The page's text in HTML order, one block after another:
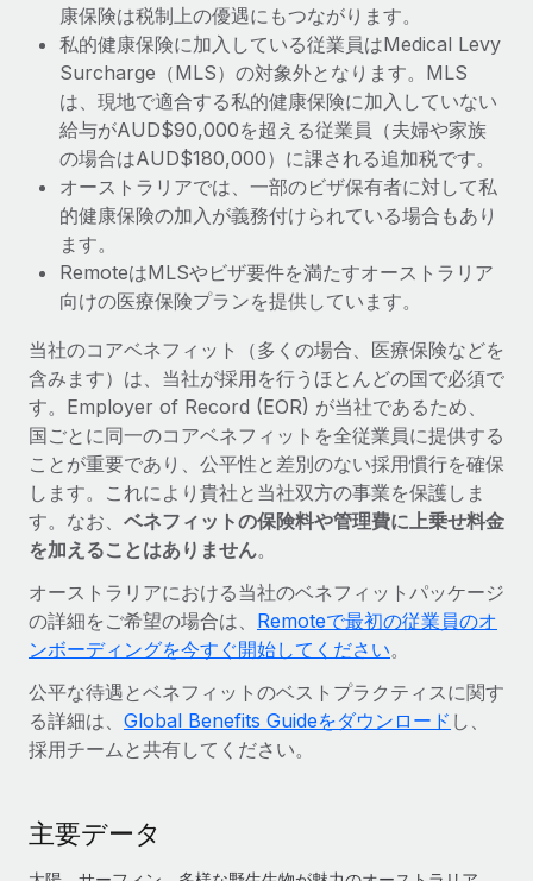
康保険は税制上の優遇にもつながります。
私的健康保険に加入している従業員はMedical Levy
Surcharge（MLS）の対象外となります。MLS
は、現地で適合する私的健康保険に加入していない
給与がAUD$90,000を超える従業員（夫婦や家族
の場合はAUD$180,000）に課される追加税です。
オーストラリアでは、一部のビザ保有者に対して私
的健康保険の加入が義務付けられている場合もあり
ます。
RemoteはMLSやビザ要件を満たすオーストラリア
向けの医療保険プランを提供しています。
当社のコアベネフィット（多くの場合、医療保険などを
含みます）は、当社が採用を行うほとんどの国で必須で
す。Employer of Record (EOR) が当社であるため、
国ごとに同一のコアベネフィットを全従業員に提供する
ことが重要であり、公平性と差別のない採用慣行を確保
します。これにより貴社と当社双方の事業を保護しま
す。なお、 ベネフィットの保険料や管理費に上乗せ料金
を加えることはありません。
オーストラリアにおける当社のベネフィットパッケージ
の詳細をご希望の場合は、 Remoteで最初の従業員のオ
ンボーディングを今すぐ開始してください。
公平な待遇とベネフィットのベストプラクティスに関す
る詳細は、 Global Benefits Guideをダウンロード し、
採用チームと共有してください。
主要データ